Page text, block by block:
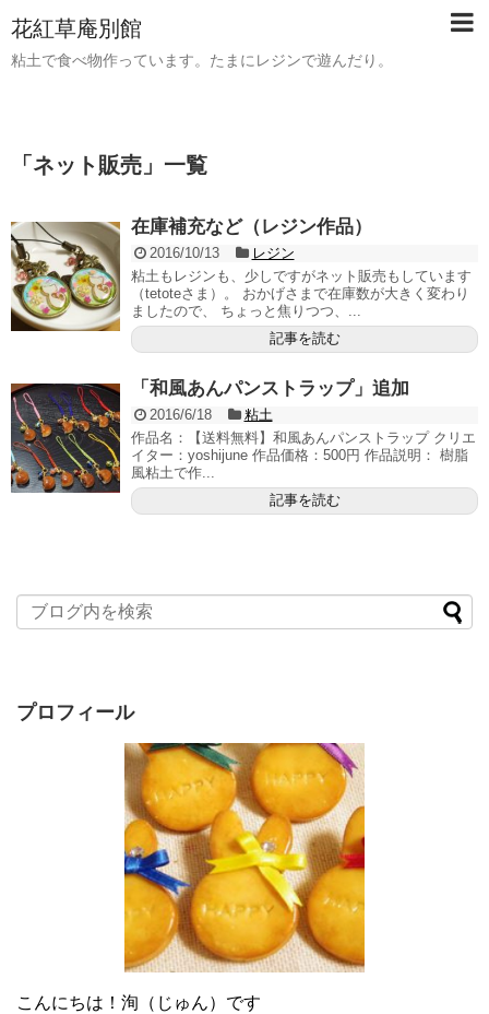
花紅草庵別館
粘土で食べ物作っています。たまにレジンで遊んだり。
「 ネット販売 」 一覧
在庫補充など（レジン作品）
2016/10/13
レジン
粘土もレジンも、少しですがネット販売もしています
（tetoteさま）。 おかげさまで在庫数が大きく変わり
ましたので、 ちょっと焦りつつ、...
記事を読む
「和風あんパンストラップ」追加
2016/6/18
粘土
作品名：【送料無料】和風あんパンストラップ クリエ
イター：yoshijune 作品価格：500円 作品説明： 樹脂
風粘土で作...
記事を読む
プロフィール
こんにちは！洵（じゅん）です